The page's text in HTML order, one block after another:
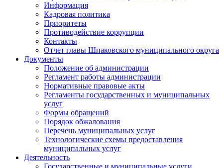
Информация
Кадровая политика
Приоритеты
Противодействие коррупции
Контакты
Отчет главы Шпаковского муниципального округа
Документы
Положение об администрации
Регламент работы администрации
Нормативные правовые акты
Регламенты государственных и муниципальных
услуг
Формы обращений
Порядок обжалования
Перечень муниципальных услуг
Технологические схемы предоставления
муниципальных услуг
Деятельность
Государственные и муниципальные услуги